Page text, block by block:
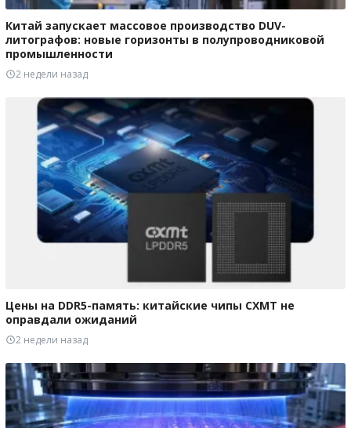
Китай запускает массовое производство DUV-
литографов: новые горизонты в полупроводниковой
промышленности
2 недели назад
Цены на DDR5-память: китайские чипы CXMT не
оправдали ожиданий
2 недели назад